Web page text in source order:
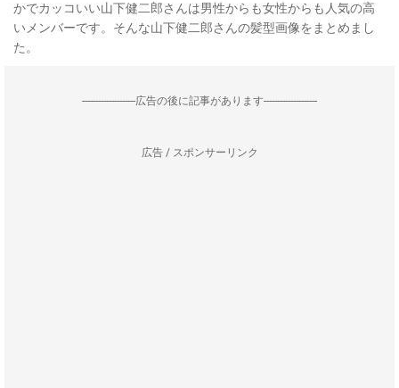
かでカッコいい山下健二郎さんは男性からも女性からも人気の高
いメンバーです。そんな山下健二郎さんの髪型画像をまとめまし
た。
--------------------広告の後に記事があります--------------------
広告 / スポンサーリンク